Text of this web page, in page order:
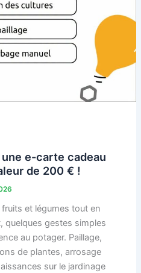
e-carte cadeau
de 200 € !
et légumes tout en
quelques gestes simples
au potager. Paillage,
de plantes, arrosage
sur le jardinage